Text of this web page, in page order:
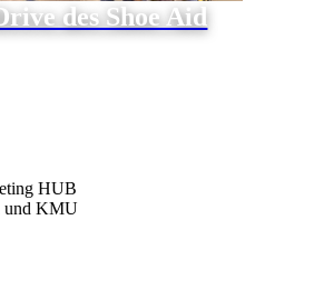
des Shoe Aid
HUB
und KMU